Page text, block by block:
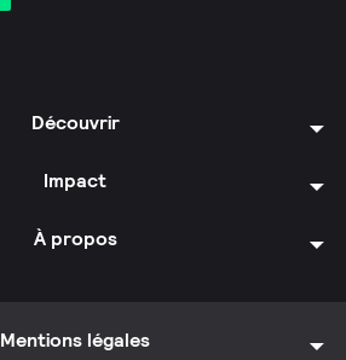
Découvrir
Impact
À propos
Mentions légales